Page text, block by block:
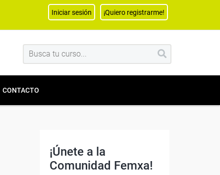
Iniciar sesión ¡Quiero registrarme!
CONTACTO
¡Únete a la
Comunidad Femxa!